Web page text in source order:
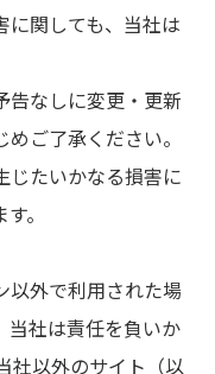
に関しても、当社は
告なしに変更・更新
ご了承ください。
じたいかなる損害に
。
以外で利用された場
当社は責任を負いか
社以外のサイト（以